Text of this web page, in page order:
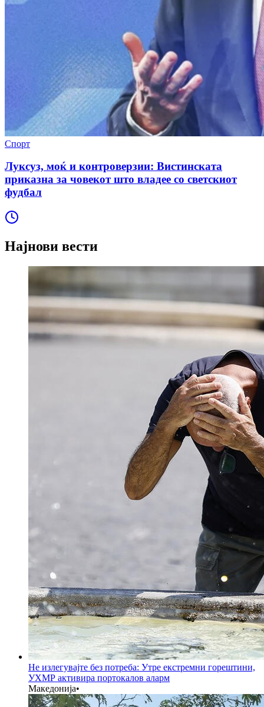
Спорт
Луксуз, моќ и контроверзии: Вистинската
приказна за човекот што владее со светскиот
фудбал
Најнови вести
Не излегувајте без потреба: Утре екстремни горештини,
УХМР активира портокалов аларм
Македонија•